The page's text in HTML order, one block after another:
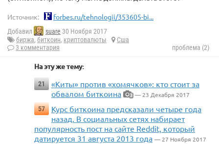
Источник: forbes.ru/tehnologii/353605-bi...
Добавил suare 30 Ноября 2017
биржа, биткоин, криптовалюты
Сша
3 комментария
проблема (2)
На эту же тему:
21
«Киты» против «хомячков»: кто стоит за
обвалом биткоина
3 — 23 Декабря 2017
57
Курс биткоина предсказали четыре года
назад. В социальных сетях набирает
популярность пост на сайте Reddit, который
датируется 31 августа 2013 года — 27 Ноября 2017